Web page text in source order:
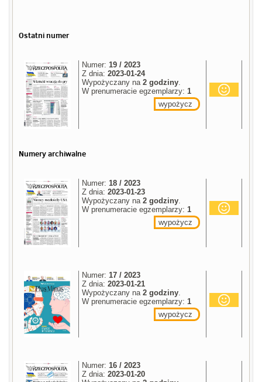
Ostatni numer
Numer:19 / 2023
Z dnia:2023-01-24
Wypożyczany na2 godziny.
W prenumeracie egzemplarzy:1
wypożycz
Numery archiwalne
Numer:18 / 2023
Z dnia:2023-01-23
Wypożyczany na2 godziny.
W prenumeracie egzemplarzy:1
wypożycz
Numer:17 / 2023
Z dnia:2023-01-21
Wypożyczany na2 godziny.
W prenumeracie egzemplarzy:1
wypożycz
Numer:16 / 2023
Z dnia:2023-01-20